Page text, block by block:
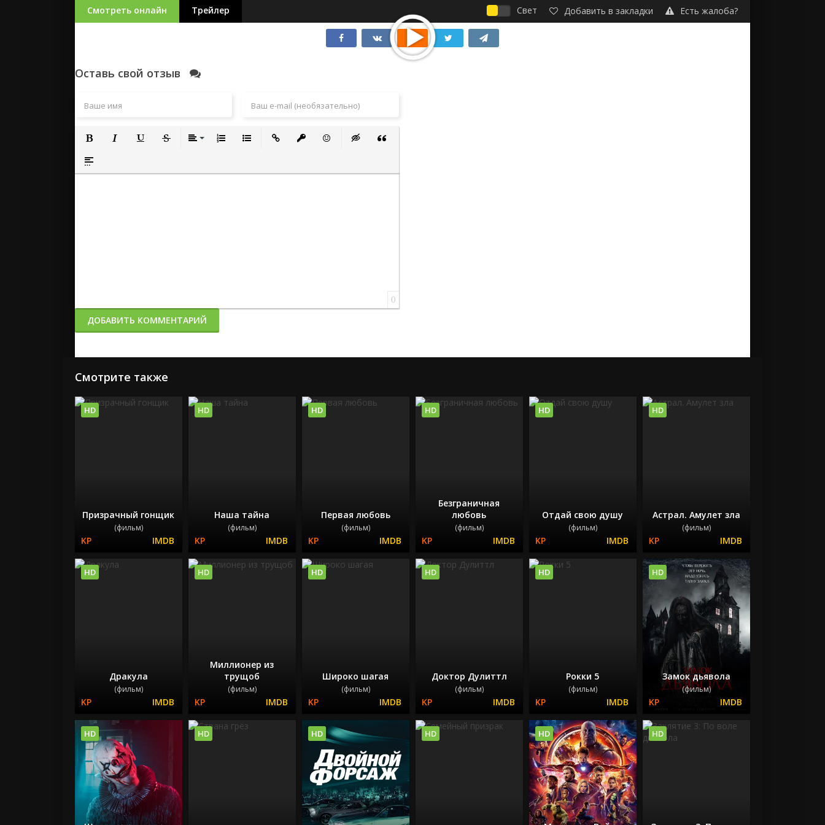
Смотреть онлайн Трейлер Свет Добавить в закладки Есть жалоба?
Оставь свой отзыв
Полужирный
Вставка спойлера
0
ДОБАВИТЬ КОММЕНТАРИЙ
Смотрите также
Призрачный гонщик
(фильм)
HD
Наша тайна
(фильм)
HD
Первая любовь
(фильм)
HD
Безграничная
любовь
(фильм)
HD
Отдай свою душу
(фильм)
HD
Астрал. Амулет зла
(фильм)
HD
Дракула
(фильм)
HD
Миллионер из
трущоб
(фильм)
HD
Широко шагая
(фильм)
HD
Доктор Дулиттл
(фильм)
HD
Рокки 5
(фильм)
HD
Замок дьявола
(фильм)
HD
HD HD HD HD HD HD